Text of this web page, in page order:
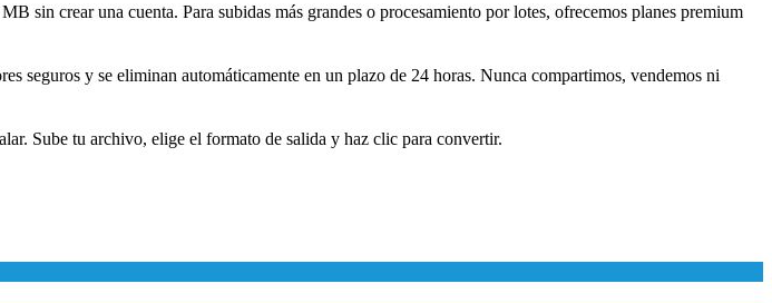
sin crear una cuenta. Para subidas más grandes o procesamiento por lotes, ofrecemos planes premium
seguros y se eliminan automáticamente en un plazo de 24 horas. Nunca compartimos, vendemos ni
Sube tu archivo, elige el formato de salida y haz clic para convertir.